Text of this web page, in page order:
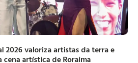
2026 valoriza artistas da terra e
cena artística de Roraima